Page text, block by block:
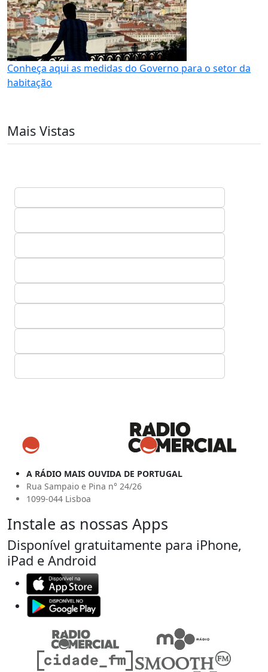
Conheça aqui as medidas do Governo para o setor da
habitação
Mais Vistas
A RÁDIO MAIS OUVIDA DE PORTUGAL
Rua Sampaio e Pina n° 24/26
1099-044 Lisboa
Instale as nossas Apps
Disponível gratuitamente para iPhone,
iPad e Android